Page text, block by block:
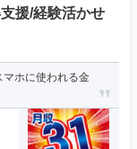
援/経験活かせ
マホに使われる金